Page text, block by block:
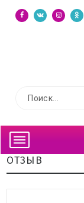
ОТЗЫВ